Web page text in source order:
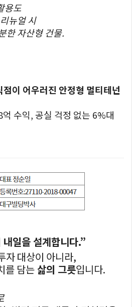
용도
뉴얼 시
한 자산형 건물.
이 어우러진 안정형 멀티테넌
수익, 공실 걱정 없는 6%대
일을 설계합니다.”
자 대상이 아니라,
를 담는 삶의 그릇입니다.